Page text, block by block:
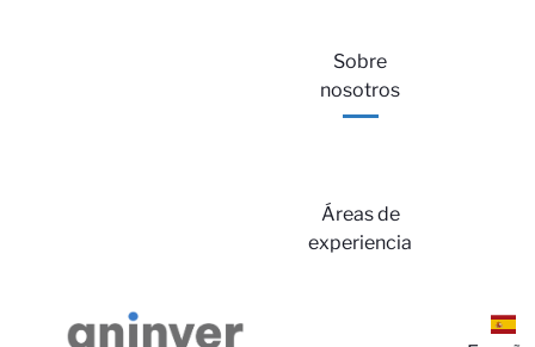
Sobre
nosotros
Áreas de
experiencia